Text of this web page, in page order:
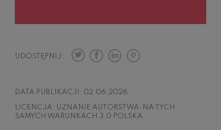
UDOSTĘPNIJ:
DATA PUBLIKACJI: 02.06.2026
LICENCJA: UZNANIE AUTORSTWA-NA TYCH
SAMYCH WARUNKACH 3.0 POLSKA